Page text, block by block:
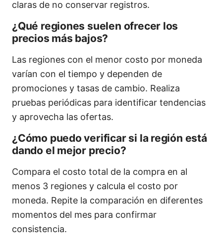
claras de no conservar registros.
¿Qué regiones suelen ofrecer los
precios más bajos?
Las regiones con el menor costo por moneda
varían con el tiempo y dependen de
promociones y tasas de cambio. Realiza
pruebas periódicas para identificar tendencias
y aprovecha las ofertas.
¿Cómo puedo verificar si la región está
dando el mejor precio?
Compara el costo total de la compra en al
menos 3 regiones y calcula el costo por
moneda. Repite la comparación en diferentes
momentos del mes para confirmar
consistencia.